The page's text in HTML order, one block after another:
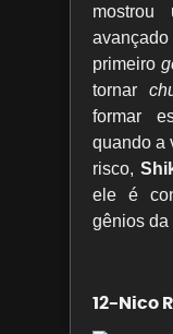
primeiro
tornar
formar
quando a
risco,
ele é
gênios da
12-Nico